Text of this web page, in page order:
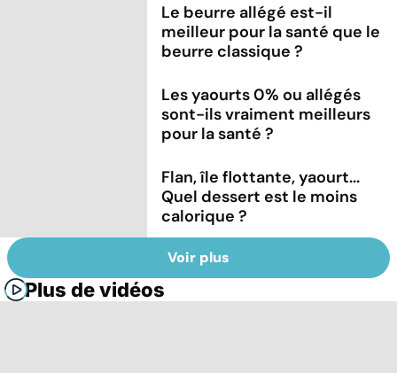
Le beurre allégé est-il
meilleur pour la santé que le
beurre classique ?
Les yaourts 0% ou allégés
sont-ils vraiment meilleurs
pour la santé ?
Flan, île flottante, yaourt...
Quel dessert est le moins
calorique ?
Voir plus
Plus de vidéos